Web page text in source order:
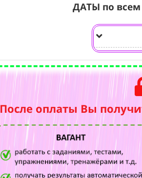
ДАТЫ по
После оплаты Вы